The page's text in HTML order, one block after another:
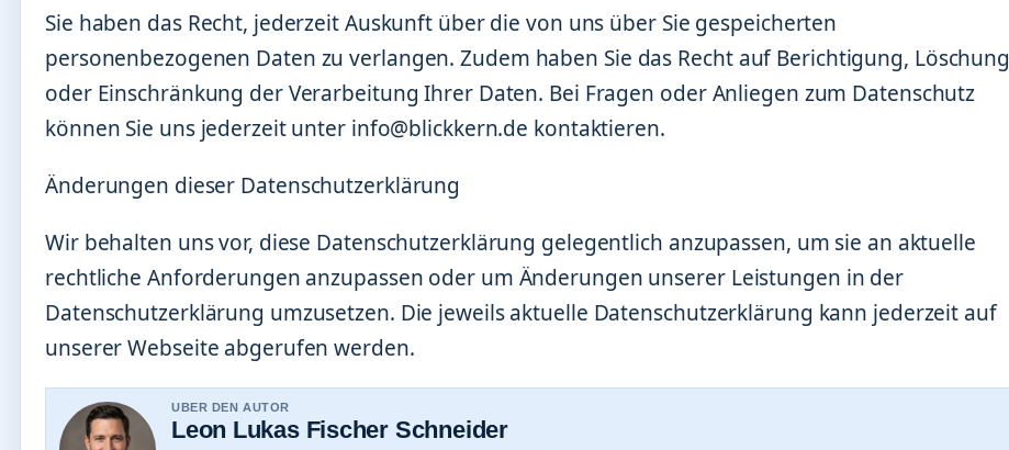
Sie haben das Recht, jederzeit Auskunft über die von uns über Sie gespeicherten
personenbezogenen Daten zu verlangen. Zudem haben Sie das Recht auf Berichtigung, Löschung
oder Einschränkung der Verarbeitung Ihrer Daten. Bei Fragen oder Anliegen zum Datenschutz
können Sie uns jederzeit unter info@blickkern.de kontaktieren.
Änderungen dieser Datenschutzerklärung
Wir behalten uns vor, diese Datenschutzerklärung gelegentlich anzupassen, um sie an aktuelle
rechtliche Anforderungen anzupassen oder um Änderungen unserer Leistungen in der
Datenschutzerklärung umzusetzen. Die jeweils aktuelle Datenschutzerklärung kann jederzeit auf
unserer Webseite abgerufen werden.
UBER DEN AUTOR
Leon Lukas Fischer Schneider